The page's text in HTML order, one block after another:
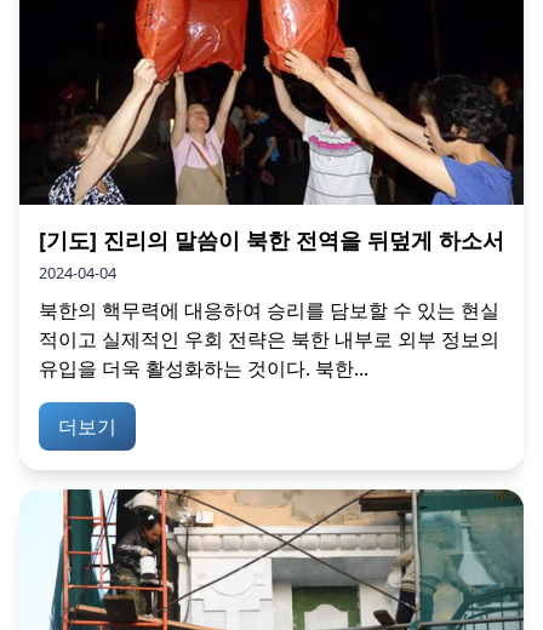
[기도] 진리의 말씀이 북한 전역을 뒤덮게 하소서
2024-04-04
북한의 핵무력에 대응하여 승리를 담보할 수 있는 현실
적이고 실제적인 우회 전략은 북한 내부로 외부 정보의
유입을 더욱 활성화하는 것이다. 북한...
더보기